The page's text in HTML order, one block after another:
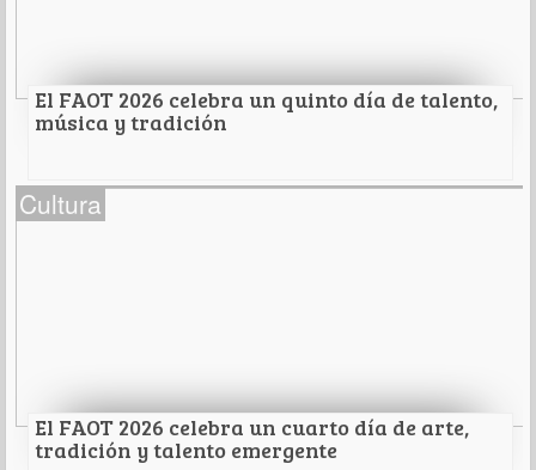
Leer Más
El FAOT 2026 celebra un quinto día de talento,
música y tradición
El FAOT 2026 celebra un quinto día de talento,
Leer Más
Cultura
El FAOT 2026 celebra un cuarto día de arte,
tradición y talento emergente